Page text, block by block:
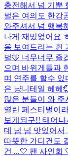
충전해서 넘 기뿐
벌은 여의도 한강
와주셔서 넘 행복
나게 재밌었어요
음 보여드리는 흰
벌🩵 너무너무 즐
으며 바위게들과
며 연주를 할수 있
은 냥니테일 헤헤
많은 분들이 와
열린 페스티벌이
보게되구!! 태어
데 넘 넘 맛있어서
따뜻한 가디건도
건 ...🤍 팬 사인회